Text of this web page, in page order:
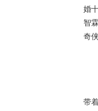
婚
智
奇
带